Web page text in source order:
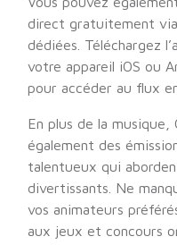
direct gratuitement
dédiées. Téléchargez
votre appareil iOS ou
pour accéder au flux
En plus de la musique,
également des
talentueux qui
divertissants. Ne
vos animateurs
aux jeux et concours